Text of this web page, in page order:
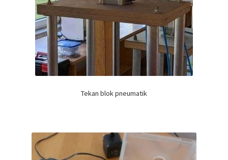
Tekan blok pneumatik